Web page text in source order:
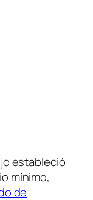
estableció
mínimo,
de